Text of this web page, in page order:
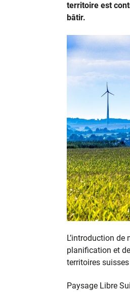
territoire est
bâtir.
L’introduction
planification et
territoires
Paysage Libre